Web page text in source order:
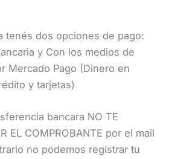
tenés dos opciones de pago:
y Con los medios de
Mercado Pago (Dinero en
y tarjetas)
bancara NO TE
EL COMPROBANTE por el mail
no podemos registrar tu